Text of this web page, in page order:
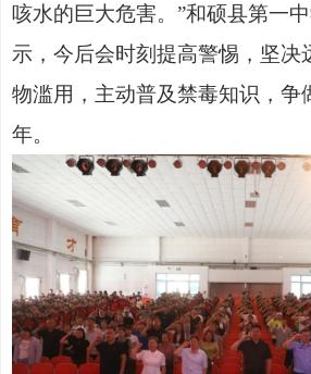
咳水的巨大危害。”和硕县第一
示，今后会时刻提高警惕，坚决
物滥用，主动普及禁毒知识，争
年。